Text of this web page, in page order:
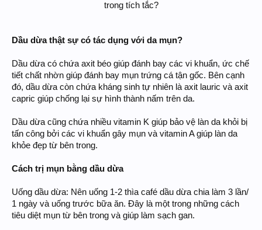
trong tích tắc?​
Dầu dừa thật sự có tác dụng với da mụn?
Dầu dừa có chứa axit béo giúp đánh bay các vi khuẩn, ức chế
tiết chất nhờn giúp đánh bay mụn trứng cá tận gốc. Bên cạnh
đó, dầu dừa còn chứa kháng sinh tự nhiên là axit lauric và axit
capric giúp chống lại sự hình thành nấm trên da.
Dầu dừa cũng chứa nhiều vitamin K giúp bảo vệ làn da khỏi bị
tấn công bởi các vi khuẩn gây mụn và vitamin A giúp làn da
khỏe đẹp từ bên trong.
Cách trị mụn bằng dầu dừa
Uống dầu dừa: Nên uống 1-2 thìa café dầu dừa chia làm 3 lần/
1 ngày và uống trước bữa ăn. Đây là một trong những cách
tiêu diệt mụn từ bên trong và giúp làm sạch gan.